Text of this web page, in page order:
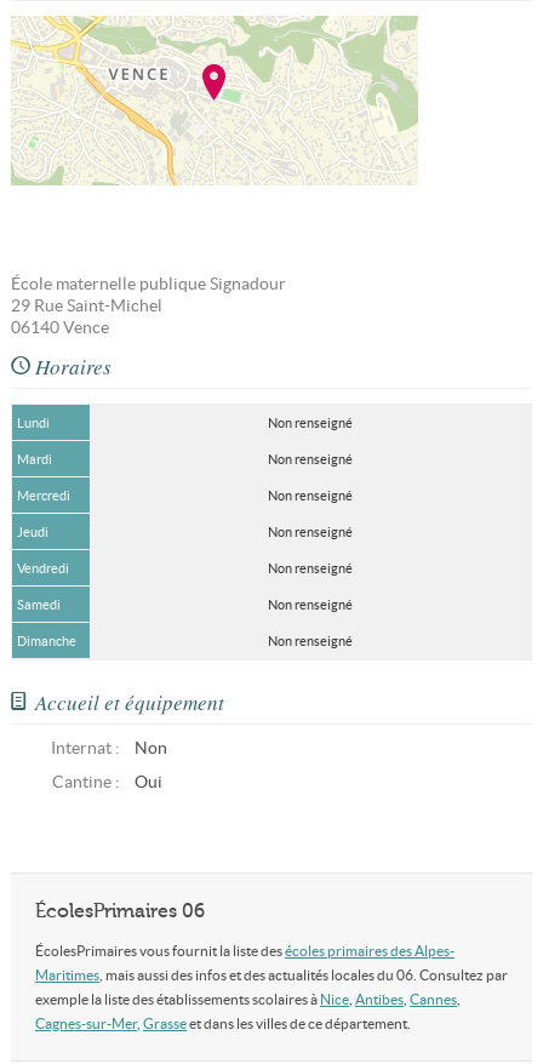
École maternelle publique Signadour
29 Rue Saint-Michel
06140 Vence
Horaires
Lundi Non renseigné
Mardi Non renseigné
Mercredi Non renseigné
Jeudi Non renseigné
Vendredi Non renseigné
Samedi Non renseigné
Dimanche Non renseigné
Accueil et équipement
Internat :
Non
Cantine :
Oui
ÉcolesPrimaires 06
ÉcolesPrimaires vous fournit la liste desécoles primaires des Alpes-
Maritimes, mais aussi des infos et des actualités locales du 06. Consultez par
exemple la liste des établissements scolaires à Nice, Antibes, Cannes,
Cagnes-sur-Mer, Grasseet dans les villes de ce département.